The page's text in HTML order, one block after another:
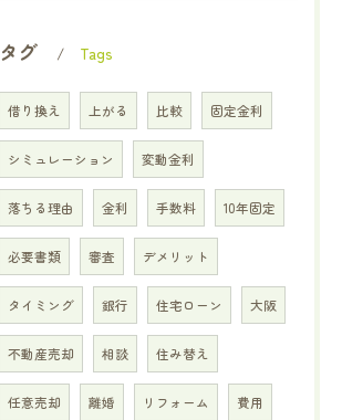
タグ Tags
借り換え 上がる 比較 固定金利
シミュレーション 変動金利
落ちる理由 金利 手数料 10年固定
必要書類 審査 デメリット
タイミング 銀行 住宅ローン 大阪
不動産売却 相談 住み替え
任意売却 離婚 リフォーム 費用